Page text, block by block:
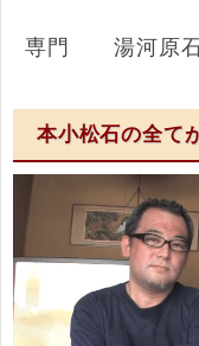
本
専門 湯河原
本小松石の全て